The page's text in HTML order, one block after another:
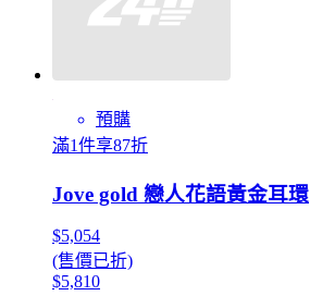
預購
滿1件享87折
Jove gold 戀人花語黃金耳環
$5,054
(售價已折)
$5,810